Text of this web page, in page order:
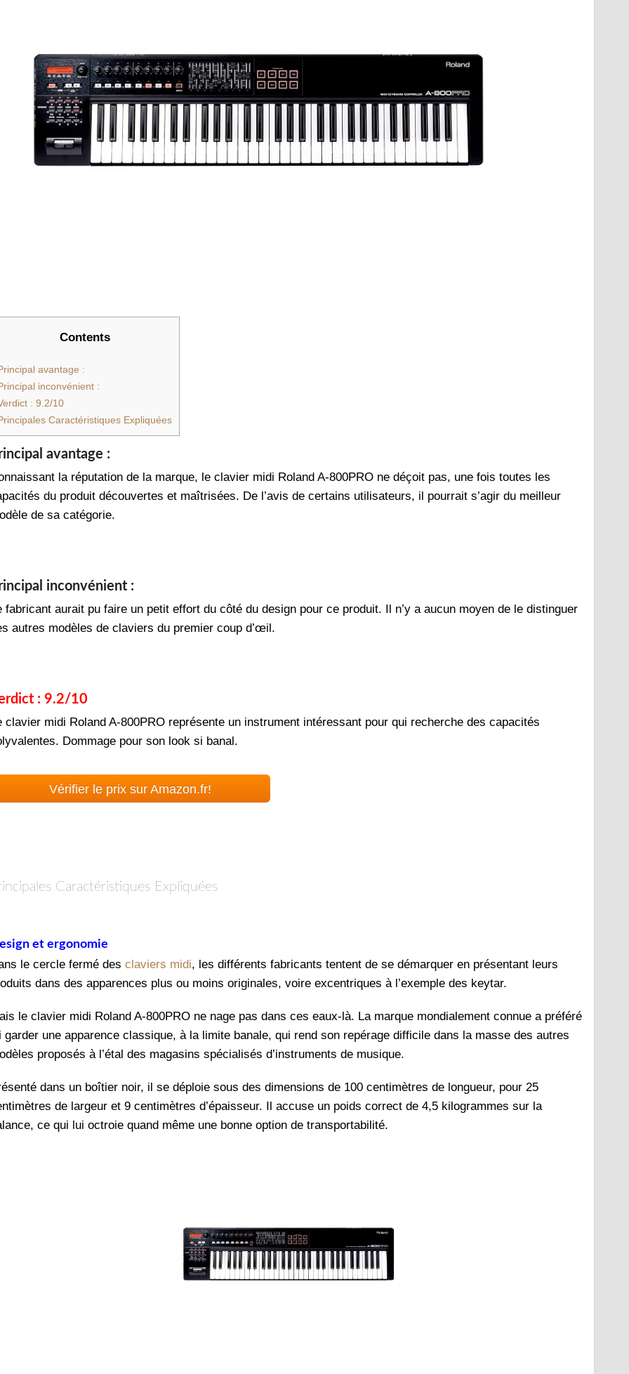
Contents
avantage :
inconvénient :
: 9.2/10
Caractéristiques Expliquées
avantage :
la réputation de la marque, le clavier midi Roland A-800PRO ne déçoit pas, une fois toutes les
du produit découvertes et maîtrisées. De l’avis de certains utilisateurs, il pourrait s’agir du meilleur
de sa catégorie.
inconvénient :
fabricant aurait pu faire un petit effort du côté du design pour ce produit. Il n’y a aucun moyen de le distinguer
autres modèles de claviers du premier coup d’œil.
: 9.2/10
clavier midi Roland A-800PRO représente un instrument intéressant pour qui recherche des capacités
Dommage pour son look si banal.
Vérifier le prix sur Amazon.fr!
Caractéristiques Expliquées
et ergonomie
le cercle fermé desclaviers midi, les différents fabricants tentent de se démarquer en présentant leurs
dans des apparences plus ou moins originales, voire excentriques à l’exemple des keytar.
le clavier midi Roland A-800PRO ne nage pas dans ces eaux-là. La marque mondialement connue a préféré
garder une apparence classique, à la limite banale, qui rend son repérage difficile dans la masse des autres
proposés à l’étal des magasins spécialisés d’instruments de musique.
dans un boîtier noir, il se déploie sous des dimensions de 100 centimètres de longueur, pour 25
de largeur et 9 centimètres d’épaisseur. Il accuse un poids correct de 4,5 kilogrammes sur la
ce qui lui octroie quand même une bonne option de transportabilité.